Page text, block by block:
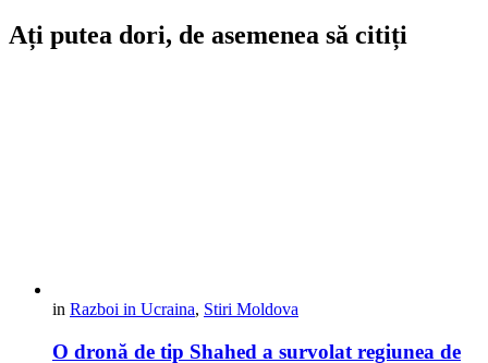
Ați putea dori, de asemenea să citiți
in Razboi in Ucraina, Stiri Moldova
O dronă de tip Shahed a survolat regiunea de